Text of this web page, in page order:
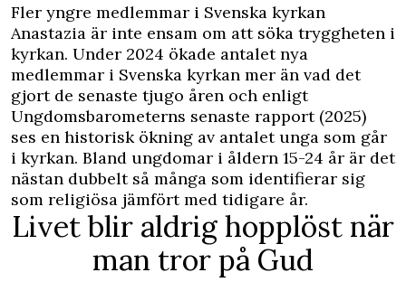
Fler yngre medlemmar i Svenska kyrkan
Anastazia är inte ensam om att söka tryggheten i
kyrkan. Under 2024 ökade antalet nya
medlemmar i Svenska kyrkan mer än vad det
gjort de senaste tjugo åren och enligt
Ungdomsbarometerns senaste rapport (2025)
ses en historisk ökning av antalet unga som går
i kyrkan. Bland ungdomar i åldern 15-24 år är det
nästan dubbelt så många som identifierar sig
som religiösa jämfört med tidigare år.
Livet blir aldrig hopplöst när
man tror på Gud